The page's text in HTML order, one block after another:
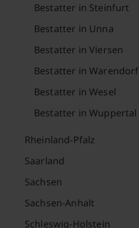
Bestatter in Steinfurt
Bestatter in Unna
Bestatter in Viersen
Bestatter in Warendorf
Bestatter in Wesel
Bestatter in Wuppertal
Rheinland-Pfalz
Saarland
Sachsen
Sachsen-Anhalt
Schleswig-Holstein